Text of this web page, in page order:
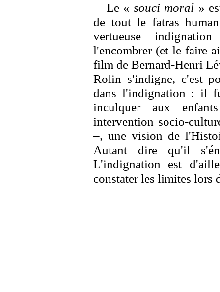
Le «souci moral »
de tout le fatras
vertueuse
l'encombrer (et le faire
film de Bernard-Henri
Rolin s'indigne, c'est
dans l'indignation : il
inculquer aux
intervention socio-
–, une vision de
Autant dire qu'il
L'indignation est
constater les limites lors